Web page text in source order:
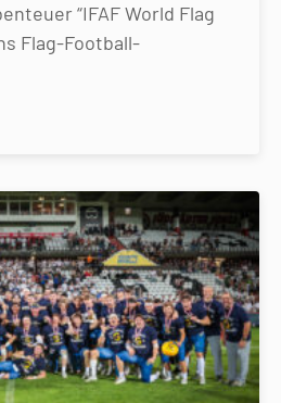
“IFAF World Flag
Flag-Football-